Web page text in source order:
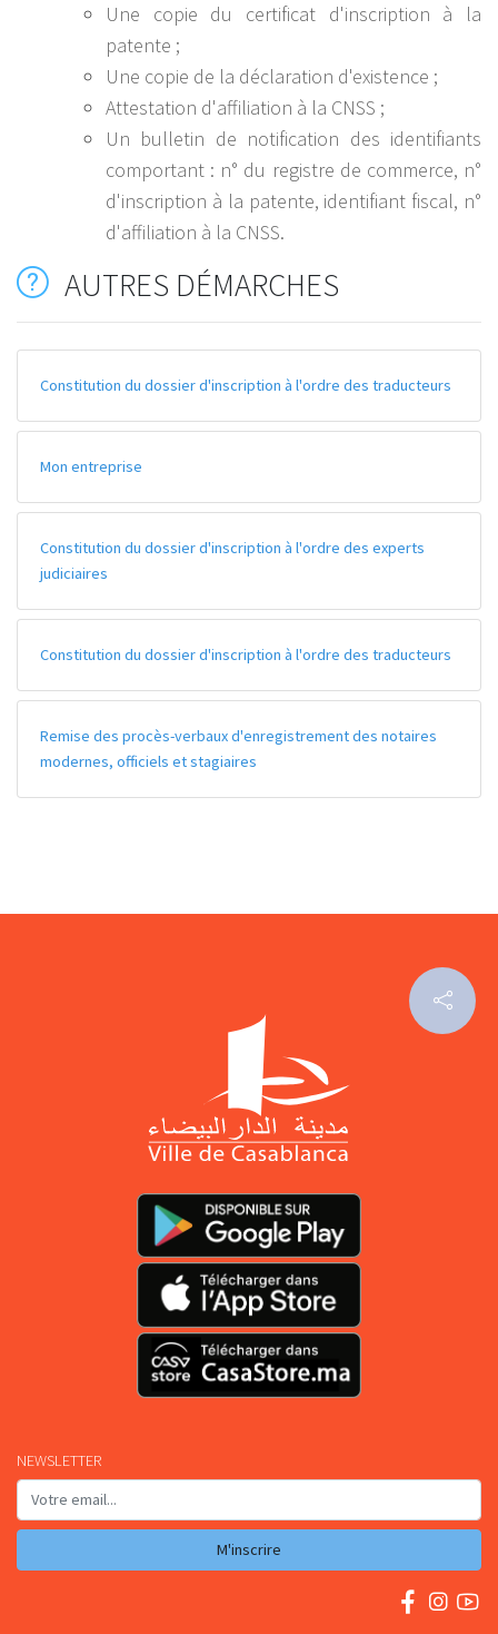
Une copie du certificat d'inscription à la
patente ;
Une copie de la déclaration d'existence ;
Attestation d'affiliation à la CNSS ;
Un bulletin de notification des identifiants
comportant : n° du registre de commerce, n°
d'inscription à la patente, identifiant fiscal, n°
d'affiliation à la CNSS.
AUTRES DÉMARCHES
Constitution du dossier d'inscription à l'ordre des traducteurs
Mon entreprise
Constitution du dossier d'inscription à l'ordre des experts
judiciaires
Constitution du dossier d'inscription à l'ordre des traducteurs
Remise des procès-verbaux d'enregistrement des notaires
modernes, officiels et stagiaires
NEWSLETTER
M'inscrire